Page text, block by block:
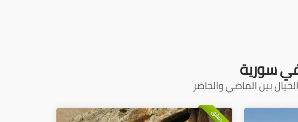
سورية
بين الماضي والحاضر